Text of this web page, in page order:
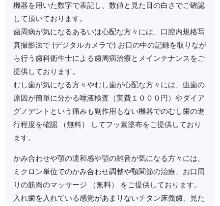
機器を用いた数字で表記し、数値と見た目の白さでご確認
して頂いております。
歯周病が気になるあるいは心配な方々には、口腔内規格写
真撮影法で (デジタルカメラで) お口の中の記録を取りなが
ら行う歯科衛生士による歯周病治療とメインテナンスをご
提供しております。
むし歯が気になる方々やむし歯が心配な方々には、虫歯の
原因が簡単に分かる唾液検査（実費１０００円）やダイア
グノデントという痛みも副作用もない機器でのむし歯の進
行程度を確認 （無料） してフッ素塗布をご提供しており
ます。
かみ合わせや顎の違和感や顎の雑音が気になる方々には、
ミクロン単位でのかみ合わせ調整や顎関節の治療、お口周
りの筋肉のマッサージ （無料） をご提供しております。
入れ歯を入れている感覚があまりないチタン床義歯、見た